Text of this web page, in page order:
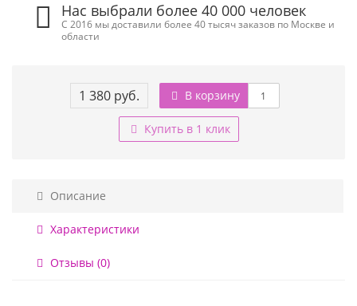
Нас выбрали более 40 000 человек
С 2016 мы доставили более 40 тысяч заказов по Москве и
области
1 380 руб. В корзину
Купить в 1 клик
Описание
Характеристики
Отзывы (0)